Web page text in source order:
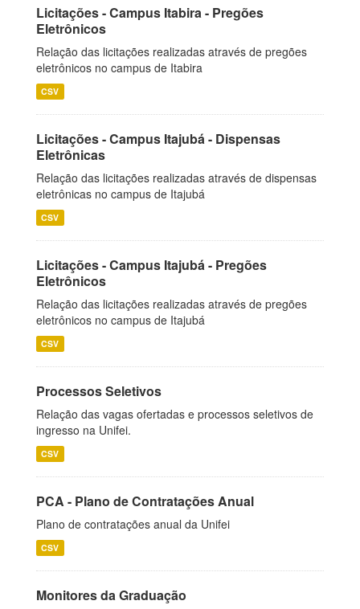
Licitações - Campus Itabira - Pregões
Eletrônicos
Relação das licitações realizadas através de pregões
eletrônicos no campus de Itabira
CSV
Licitações - Campus Itajubá - Dispensas
Eletrônicas
Relação das licitações realizadas através de dispensas
eletrônicas no campus de Itajubá
CSV
Licitações - Campus Itajubá - Pregões
Eletrônicos
Relação das licitações realizadas através de pregões
eletrônicos no campus de Itajubá
CSV
Processos Seletivos
Relação das vagas ofertadas e processos seletivos de
ingresso na Unifei.
CSV
PCA - Plano de Contratações Anual
Plano de contratações anual da Unifei
CSV
Monitores da Graduação